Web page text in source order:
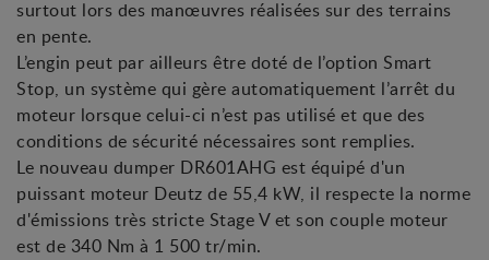
surtout lors des manœuvres réalisées sur des terrains
en pente.
L’engin peut par ailleurs être doté de l’option Smart
Stop, un système qui gère automatiquement l’arrêt du
moteur lorsque celui-ci n’est pas utilisé et que des
conditions de sécurité nécessaires sont remplies.
Le nouveau dumper DR601AHG est équipé d'un
puissant moteur Deutz de 55,4 kW, il respecte la norme
d'émissions très stricte Stage V et son couple moteur
est de 340 Nm à 1 500 tr/min.